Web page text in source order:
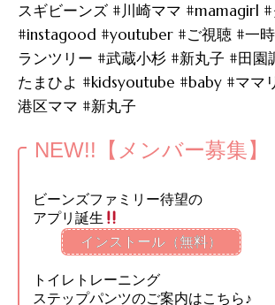
スギビーンズ #川崎ママ #mamagirl #
#instagood #youtuber #ご視聴 #一
ランツリー #武蔵小杉 #新丸子 #田園
たまひよ #kidsyoutube #baby #ママ
港区ママ #新丸子
NEW!!【メンバー募集】
ビーンズファミリー待望の
アプリ誕生
インストール（無料）
トイレトレーニング
ステップパンツのご案内はこちら♪